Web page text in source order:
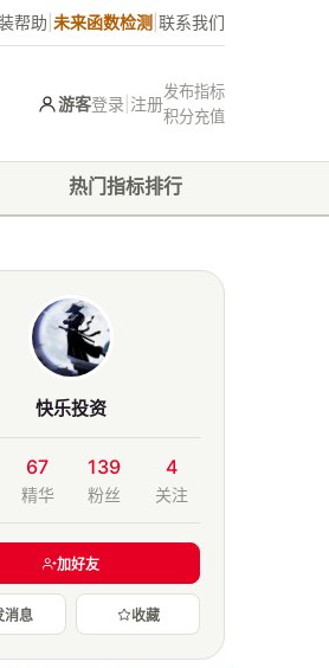
帮助 未来函数检测 联系我们
游客登录 注册
发布指标
积分充值
热门指标排行
快乐投资
67
精华
139
粉丝
4
关注
加好友
消息 收藏